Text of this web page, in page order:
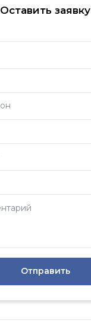
Оставить заявку
Отправить